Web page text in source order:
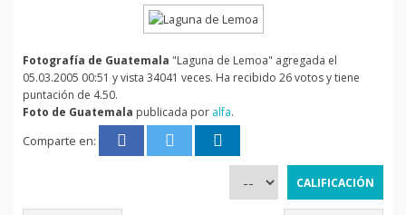
Fotografía de Guatemala "Laguna de Lemoa" agregada el
05.03.2005 00:51 y vista 34041 veces. Ha recibido 26 votos y tiene
puntación de 4.50.
Foto de Guatemala publicada por alfa.
Comparte en: